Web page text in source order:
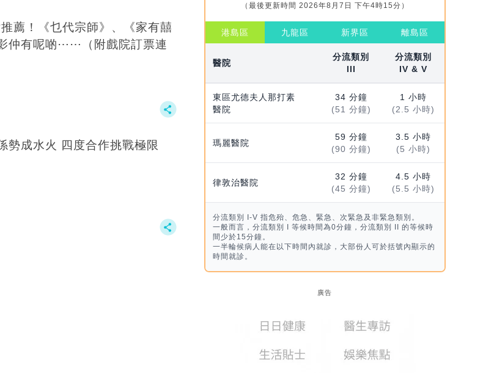
薦！《乜代宗師》、《家有囍
仲有呢啲⋯⋯（附戲院訂票連
彭于晏林超賢關係勢成水火 四度合作挑戰極限
（最後更新時間 2026年8月7日 下午4時15分）
港島區 九龍區 新界區 離島區
醫院
分流類別
III
分流類別
IV & V
東區尤德夫人那打素
醫院
34 分鐘
(51 分鐘)
1 小時
(2.5 小時)
瑪麗醫院
59 分鐘
(90 分鐘)
3.5 小時
(5 小時)
律敦治醫院
32 分鐘
(45 分鐘)
4.5 小時
(5.5 小時)
分流類別 I-V 指危殆、危急、緊急、次緊急及非緊急類別。
一般而言，分流類別 I 等候時間為0分鐘，分流類別 II 的等候時
間少於15分鐘。
一半輪候病人能在以下時間內就診，大部份人可於括號內顯示的
時間就診。
廣告